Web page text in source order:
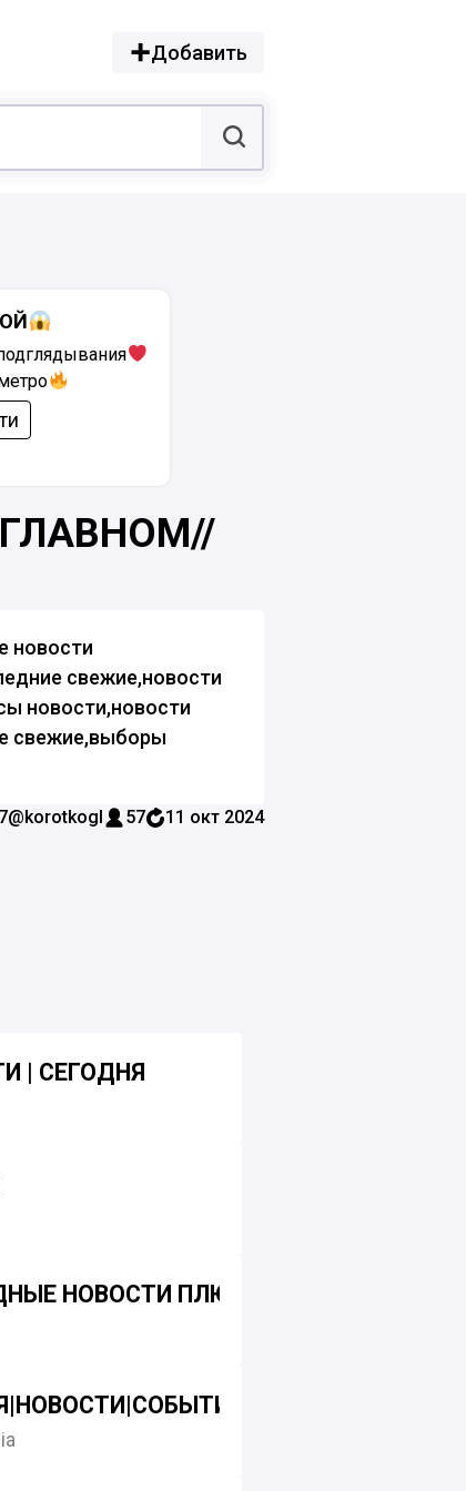
Добавить
новости
свежие,новости
новости,новости
свежие,выборы
@korotkogl 57 11 окт 2024
| СЕГОДНЯ
НОВОСТИ ПЛЮС
"НАШ